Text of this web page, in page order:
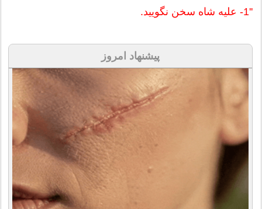
''1- علیه شاه سخن نگویید.
پیشنهاد امروز